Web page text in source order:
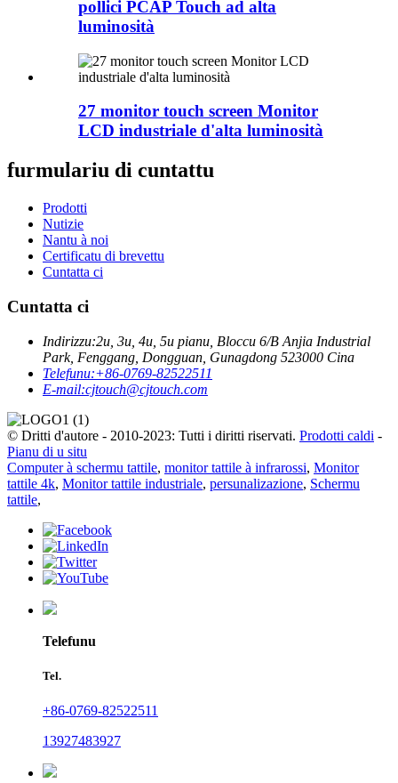
pollici PCAP Touch ad alta
luminosità
27 monitor touch screen Monitor
LCD industriale d'alta luminosità
furmulariu di cuntattu
Prodotti
Nutizie
Nantu à noi
Certificatu di brevettu
Cuntatta ci
Cuntatta ci
Indirizzu:2u, 3u, 4u, 5u pianu, Bloccu 6/B Anjia Industrial
Park, Fenggang, Dongguan, Gunagdong 523000 Cina
Telefunu:+86-0769-82522511
E-mail:cjtouch@cjtouch.com
© Dritti d'autore - 2010-2023: Tutti i diritti riservati. Prodotti caldi -
Pianu di u situ
Computer à schermu tattile, monitor tattile à infrarossi, Monitor
tattile 4k, Monitor tattile industriale, persunalizazione, Schermu
tattile,
Telefunu
Tel.
+86-0769-82522511
13927483927